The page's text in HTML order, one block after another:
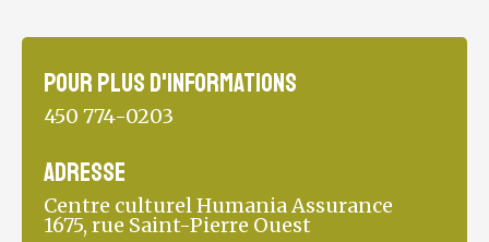
Pour plus d'informations
450 774-0203
Adresse
Centre culturel Humania Assurance
1675, rue Saint-Pierre Ouest